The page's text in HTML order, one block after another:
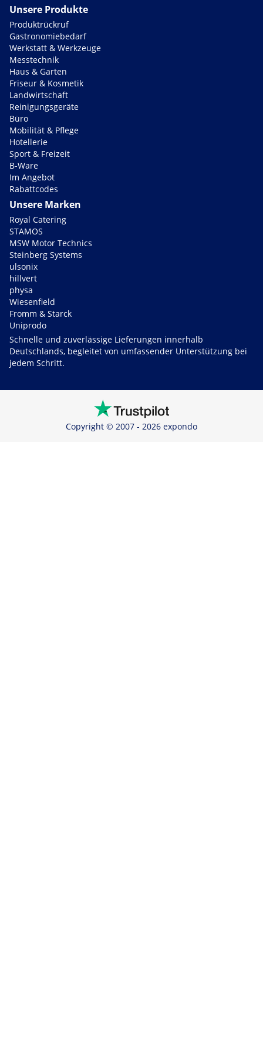
Unsere Produkte
Produktrückruf
Gastronomiebedarf
Werkstatt & Werkzeuge
Messtechnik
Haus & Garten
Friseur & Kosmetik
Landwirtschaft
Reinigungsgeräte
Büro
Mobilität & Pflege
Hotellerie
Sport & Freizeit
B-Ware
Im Angebot
Rabattcodes
Unsere Marken
Royal Catering
STAMOS
MSW Motor Technics
Steinberg Systems
ulsonix
hillvert
physa
Wiesenfield
Fromm & Starck
Uniprodo
Schnelle und zuverlässige Lieferungen innerhalb
Deutschlands, begleitet von umfassender Unterstützung bei
jedem Schritt.
Copyright © 2007 - 2026 expondo